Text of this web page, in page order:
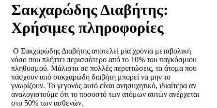
Σακχαρώδης Διαβήτης:
Χρήσιμες πληροφορίες
Ο Σακχαρώδης Διαβήτης αποτελεί μία χρόνια μεταβολική
νόσο που πλήττει περισσότερο από το 10% του παγκόσμιου
πληθυσμού. Μάλιστα σε πολλές περιπτώσεις, τα άτομα που
πάσχουν από σακχαρώδη διαβήτη μπορεί να μην το
γνωρίζουν. Το γεγονός αυτό είναι ανησυχητικό, ιδιαίτερα αν
αναλογιστούμε ότι το ποσοστό των ατόμων αυτών ανέρχεται
στο 50% των ασθενών.